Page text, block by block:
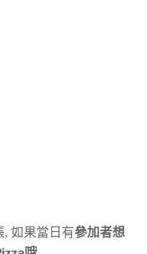
如果當日有參加者想